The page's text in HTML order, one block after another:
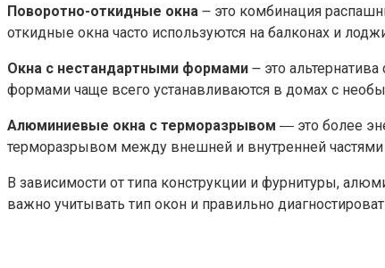
Поворотно-откидные окна ౼ это комбинация
откидные окна часто используются на балконах и
Окна с нестандартными формами ౼ это
формами чаще всего устанавливаются в домах с
Алюминиевые окна с терморазрывом ― это более
терморазрывом между внешней и внутренней
В зависимости от типа конструкции и фурнитуры,
важно учитывать тип окон и правильно